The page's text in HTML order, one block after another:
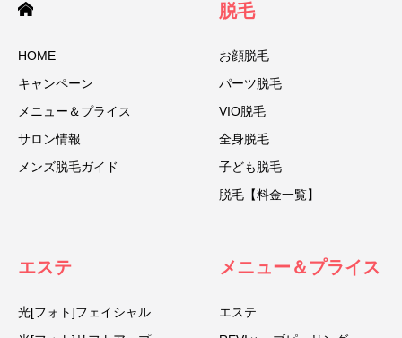
HOME
キャンペーン
メニュー＆プライス
サロン情報
メンズ脱毛ガイド
脱毛
お顔脱毛
パーツ脱毛
VIO脱毛
全身脱毛
子ども脱毛
脱毛【料金一覧】
エステ
光[フォト]フェイシャル
メニュー＆プライス
エステ